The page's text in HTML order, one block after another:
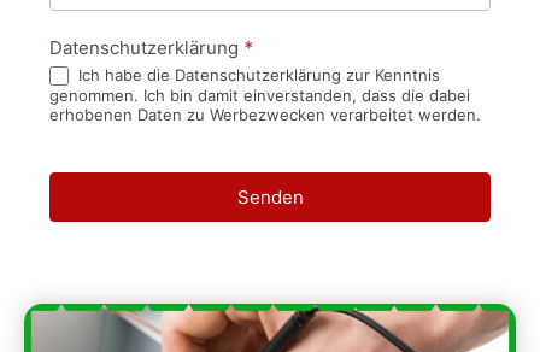
Datenschutzerklärung *
Ich habe die Datenschutzerklärung zur Kenntnis
genommen. Ich bin damit einverstanden, dass die dabei
erhobenen Daten zu Werbezwecken verarbeitet werden.
Senden